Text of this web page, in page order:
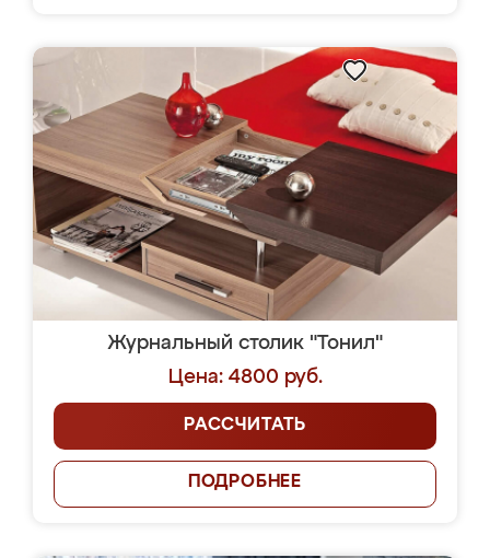
Журнальный столик "Тонил"
Цена: 4800 руб.
РАССЧИТАТЬ
ПОДРОБНЕЕ